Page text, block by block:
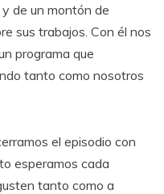
de un montón de
sus trabajos. Con él nos
programa que
tanto como nosotros
el episodio con
esperamos cada
tanto como a